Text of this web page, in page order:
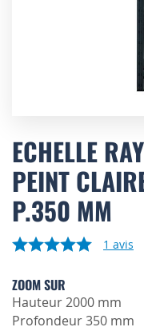
to
the
beginning
of
the
images
gallery
ECHELLE
PEINT
P.350 MM
1 avis
ZOOM SUR
Hauteur 2000 mm
Profondeur 350 mm